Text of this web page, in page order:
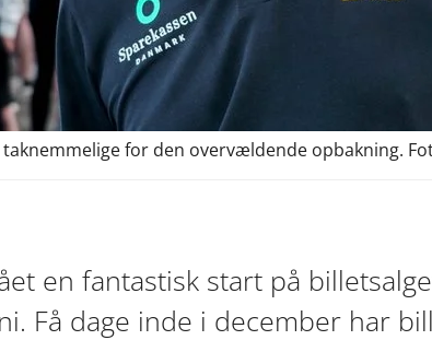
for den overvældende opbakning.
en fantastisk start på
Få dage inde i december har